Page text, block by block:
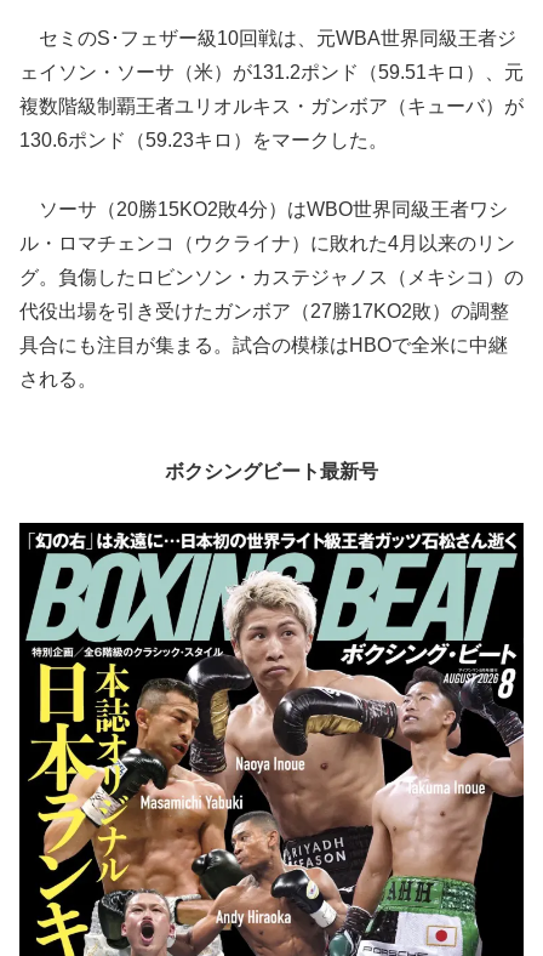
セミのS･フェザー級10回戦は、元WBA世界同級王者ジ
ェイソン・ソーサ（米）が131.2ポンド（59.51キロ）、元
複数階級制覇王者ユリオルキス・ガンボア（キューバ）が
130.6ポンド（59.23キロ）をマークした。
ソーサ（20勝15KO2敗4分）はWBO世界同級王者ワシ
ル・ロマチェンコ（ウクライナ）に敗れた4月以来のリン
グ。負傷したロビンソン・カステジャノス（メキシコ）の
代役出場を引き受けたガンボア（27勝17KO2敗）の調整
具合にも注目が集まる。試合の模様はHBOで全米に中継
される。
ボクシングビート最新号